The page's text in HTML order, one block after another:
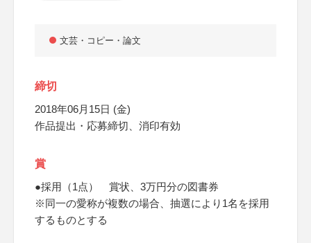
文芸・コピー・論文
締切
2018年06月15日 (金)
作品提出・応募締切、消印有効
賞
●採用（1点） 賞状、3万円分の図書券
※同一の愛称が複数の場合、抽選により1名を採用
するものとする